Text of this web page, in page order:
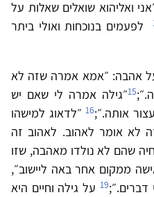
ואליהוא שואלים שאלות על
לפעמים בנוכחות ואולי ביתר
אהבה: ״אמא אמרה שזה לא
15״גילה אמרה לי שאם יש
אותה.״;16 ״לדאוג למישהו
לא אומר לאהוב. לאהוב זה
שהם לא נולדו מאהבה, שזו
ממקום אחר באה ליישוב״,
19 על גילה וחיים היא